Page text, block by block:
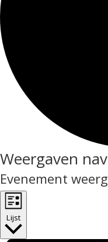
Weergaven
Evenement
Lijst